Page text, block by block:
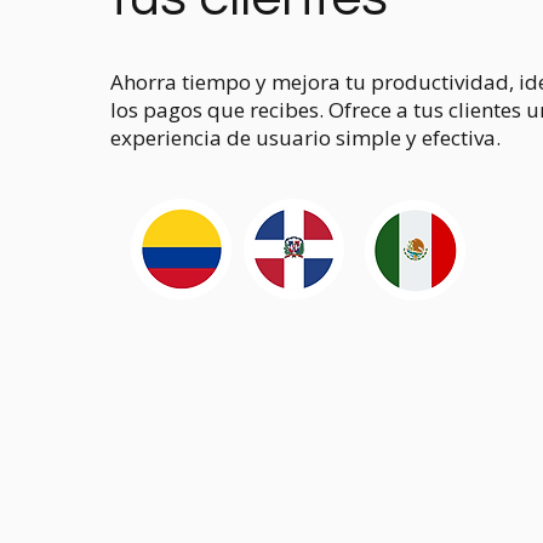
Ahorra tiempo y mejora tu productividad,
los pagos que recibes. Ofrece a tus clientes
experiencia de usuario simple y efectiva.